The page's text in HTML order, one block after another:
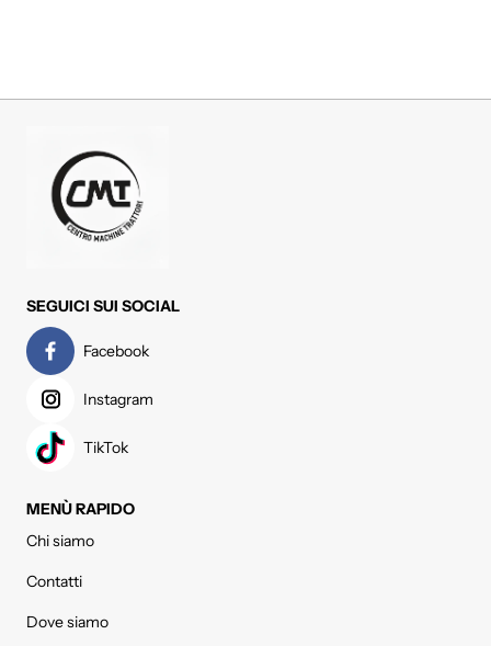
SEGUICI SUI SOCIAL
Facebook
Instagram
TikTok
MENÙ RAPIDO
Chi siamo
Contatti
Dove siamo